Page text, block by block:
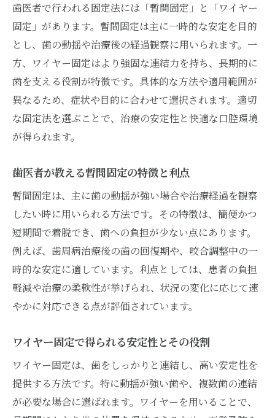
歯医者で行われる固定法には「暫間固定」と「ワイヤー
固定」があります。暫間固定は主に一時的な安定を目的
とし、歯の動揺や治療後の経過観察に用いられます。一
方、ワイヤー固定はより強固な連結力を持ち、長期的に
歯を支える役割が特徴です。具体的な方法や適用範囲が
異なるため、症状や目的に合わせて選択されます。適切
な固定法を選ぶことで、治療の安定性と快適な口腔環境
が得られます。
歯医者が教える暫間固定の特徴と利点
暫間固定は、主に歯の動揺が強い場合や治療経過を観察
したい時に用いられる方法です。その特徴は、簡便かつ
短期間で着脱でき、歯への負担が少ない点にあります。
例えば、歯周病治療後の歯の回復期や、咬合調整中の一
時的な安定に適しています。利点としては、患者の負担
軽減や治療の柔軟性が挙げられ、状況の変化に応じて速
やかに対応できる点が評価されています。
ワイヤー固定で得られる安定性とその役割
ワイヤー固定は、歯をしっかりと連結し、高い安定性を
提供する方法です。特に動揺が強い歯や、複数歯の連結
が必要な場合に選ばれます。ワイヤーを用いることで、